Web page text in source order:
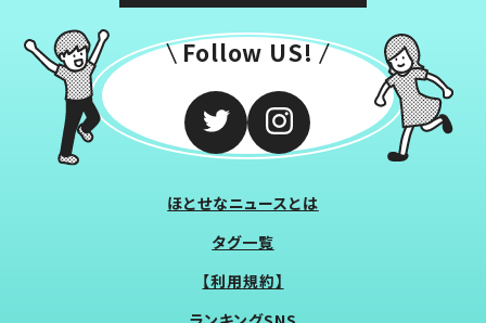
Follow US!
ほとせなニュースとは
タグ一覧
【利用規約】